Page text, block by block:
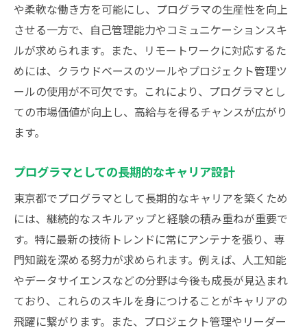
や柔軟な働き方を可能にし、プログラマの生産性を向上
させる一方で、自己管理能力やコミュニケーションスキ
ルが求められます。また、リモートワークに対応するた
めには、クラウドベースのツールやプロジェクト管理ツ
ールの使用が不可欠です。これにより、プログラマとし
ての市場価値が向上し、高給与を得るチャンスが広がり
ます。
プログラマとしての長期的なキャリア設計
東京都でプログラマとして長期的なキャリアを築くため
には、継続的なスキルアップと経験の積み重ねが重要で
す。特に最新の技術トレンドに常にアンテナを張り、専
門知識を深める努力が求められます。例えば、人工知能
やデータサイエンスなどの分野は今後も成長が見込まれ
ており、これらのスキルを身につけることがキャリアの
飛躍に繋がります。また、プロジェクト管理やリーダー